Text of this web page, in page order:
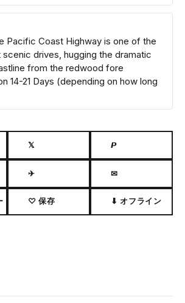
Pacific Coast Highway is one of the
drives, hugging the dramatic
from the redwood fore
14-21 Days (depending on how long
𝕏 𝙋
✈ ✉
♡ 保存 ⬇ オフライン